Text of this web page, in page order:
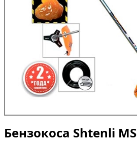
Бензокоса Shtenli MS